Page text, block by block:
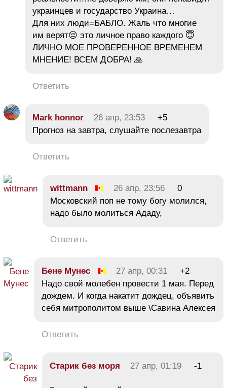
украинцев и государство Украина…
Для них люди=БАБЛО. Жаль что многие
им верят😔 это личное право каждого 😇
ЛИЧНО МОЕ ПРОВЕРЕННОЕ ВРЕМЕНЕМ
МНЕНИЕ! ВСЕМ ДОБРА! 🙏
Ответить
Mark honnor 26 апр, 23:53
+5
Прогноз на завтра, слушайте послезавтра
Ответить
wittmann 26 апр, 23:56
0
Московский поп не тому богу молился,
надо было молиться Ададу,
Ответить
Бене Мунес 27 апр, 00:31
+2
Надо свой молебен провести 1 мая. Перед
дождем. И когда накатит дождец, объявить
себя митрополитом выше \Савина Алексея
Ответить
Старик без моря 27 апр, 01:19 -1